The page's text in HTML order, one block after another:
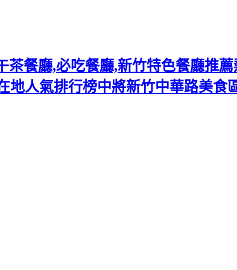
餐廳,必吃餐廳,新竹特色餐廳推
地人氣排行榜中將新竹中華路美食